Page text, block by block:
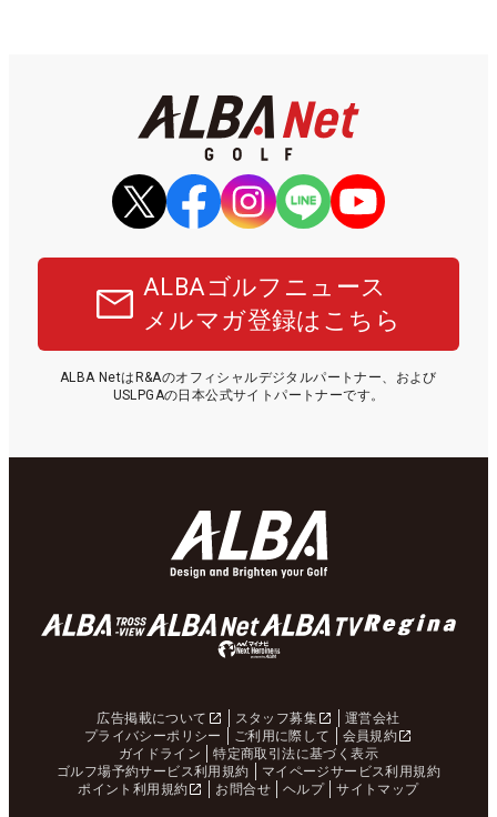
ALBAゴルフニュース
メルマガ登録はこちら
ALBA NetはR&Aのオフィシャルデジタルパートナー、および
USLPGAの日本公式サイトパートナーです。
広告掲載について スタッフ募集
運営会社
プライバシーポリシー
ご利用に際して
会員規約
ガイドライン
特定商取引法に基づく表示
ゴルフ場予約サービス利用規約
マイページサービス利用規約
ポイント利用規約
お問合せ ヘルプ サイトマップ